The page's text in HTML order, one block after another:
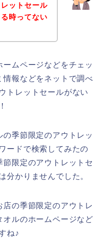
ットセール
時ってない
ムページなどをチェッ
情報などをネットで調べ
トレットセールがない
季節限定のアウトレッ
ードで検索してみたの
限定のアウトレットセ
分かりませんでした。
の季節限定のアウトレ
オルのホームページなど
ね♪